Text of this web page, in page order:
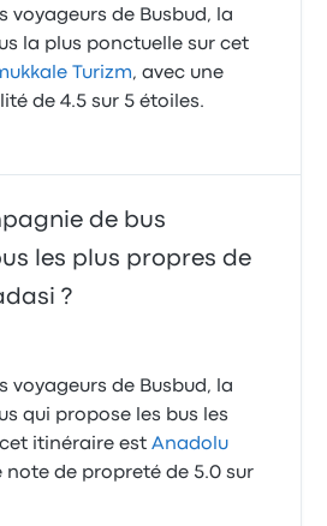
voyageurs de Busbud, la
la plus ponctuelle sur cet
Turizm, avec une
de 4.5 sur 5 étoiles.
de bus
les plus propres de
?
voyageurs de Busbud, la
qui propose les bus les
itinéraire estAnadolu
note de propreté de 5.0 sur